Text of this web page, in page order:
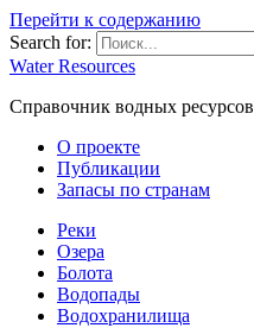
Перейти к содержанию
Search for:
Water Resources
Справочник водных ресурсов
О проекте
Публикации
Запасы по странам
Реки
Озера
Болота
Водопады
Водохранилища